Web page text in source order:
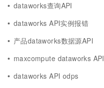
dataworks查询API
dataworks API实例报错
产品dataworks数据源API
maxcompute dataworks API
dataworks API odps